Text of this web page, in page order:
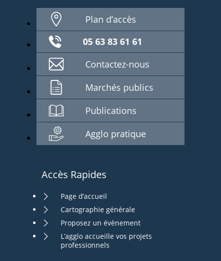
Plan d’accès
05 63 83 61 61
Contactez-nous
Marchés publics
Publications
Agglo pratique
Accès Rapides
Page d’accueil
Cartographie générale
Proposez un évènement
L’agglo accueille vos projets
professionnels